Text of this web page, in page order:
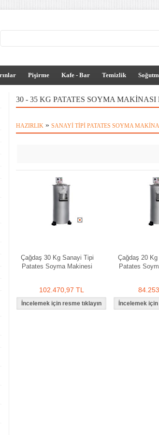
Pişirme Kafe - Bar Temizlik
30 - 35 KG PATATES SOYMA
HAZIRLIK » SANAYI TIPI PATATES SOYMA
Çağdaş 30 Kg Sanayi Tipi
Patates Soyma Makinesi
102.470,97 TL
Çağdaş 20
Patates